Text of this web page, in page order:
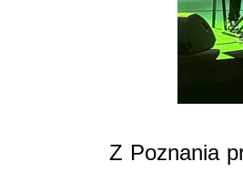
Z Poznania